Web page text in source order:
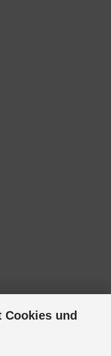
Cookies und